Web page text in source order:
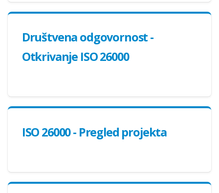
Društvena odgovornost -
Otkrivanje ISO 26000
ISO 26000 - Pregled projekta